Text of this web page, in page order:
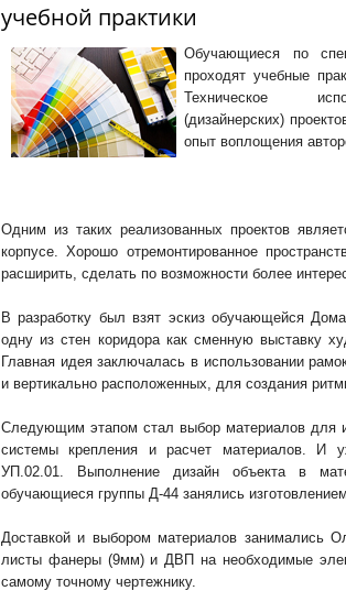
учебной практики
Обучающиеся по
проходят учебные
Техническое
(дизайнерских)
опыт воплощения
Одним из таких реализованных проектов
корпусе. Хорошо отремонтированное
расширить, сделать по возможности более
В разработку был взят эскиз обучающейся
одну из стен коридора как сменную выставку
Главная идея заключалась в использовании
и вертикально расположенных, для создания
Следующим этапом стал выбор материалов для
системы крепления и расчет материалов. И
УП.02.01. Выполнение дизайн объекта в
обучающиеся группы Д-44 занялись
Доставкой и выбором материалов занимались
листы фанеры (9мм) и ДВП на необходимые
самому точному чертежнику.